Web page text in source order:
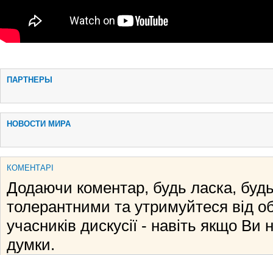
ПАРТНЕРЫ
НОВОСТИ МИРА
КОМЕНТАРІ
Додаючи коментар, будь ласка,
толерантними та утримуйтеся від
учасників дискусії - навіть якщо Ви
думки.